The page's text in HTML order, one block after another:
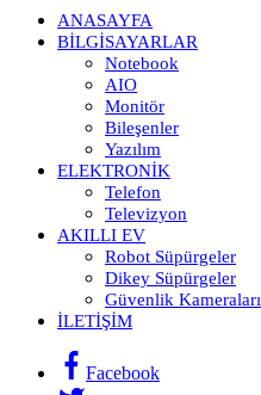
ANASAYFA
BILGISAYARLAR
Notebook
AIO
Monitör
Bileşenler
Yazılım
ELEKTRONIK
Telefon
Televizyon
AKILLI EV
Robot Süpürgeler
Dikey Süpürgeler
Güvenlik Kameraları
İLETIŞIM
Facebook